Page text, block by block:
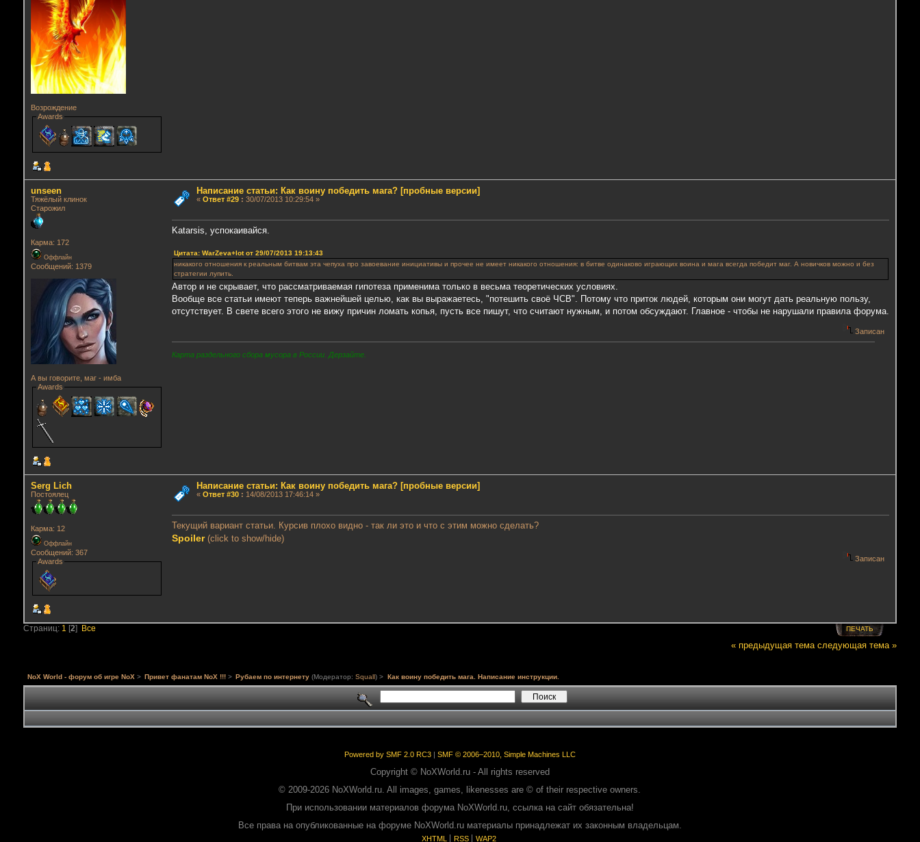
Возрождение
Awards
unseen
Тяжёлый клинок
Старожил
Карма: 172
Оффлайн
Сообщений: 1379
А вы говорите, маг - имба
Awards
Написание статьи: Как воину победить мага? [пробные версии]
« Ответ #29: 30/07/2013 10:29:54 »
Katarsis, успокаивайся.
Цитата: WarZeva+lot от 29/07/2013 19:13:43
никакого отношения к реальным битвам эта чепуха про завоевание инициативы и прочее не имеет никакого отношения: в битве одинаково играющих воина и мага всегда победит маг. А новичков можно и без
стратегии лупить.
Автор и не скрывает, что рассматриваемая гипотеза применима только в весьма теоретических условиях.
Вообще все статьи имеют теперь важнейшей целью, как вы выражаетесь, "потешить своё ЧСВ". Потому что приток людей, которым они могут дать реальную пользу,
отсутствует. В свете всего этого не вижу причин ломать копья, пусть все пишут, что считают нужным, и потом обсуждают. Главное - чтобы не нарушали правила форума.
Записан
Карта раздельного сбора мусора в России. Дерзайте.
Serg Lich
Постоялец
Карма: 12
Оффлайн
Сообщений: 367
Awards
Написание статьи: Как воину победить мага? [пробные версии]
« Ответ #30: 14/08/2013 17:46:14 »
Текущий вариант статьи. Курсив плохо видно - так ли это и что с этим можно сделать?
Spoiler(click to show/hide)
Записан
ПЕЧАТЬ
Страниц: 1 [2] Все
« предыдущая тема следующая тема »
NoX World - форум об игре NoX > Привет фанатам NoX !!! > Рубаем по интернету (Модератор:Squall) > Как воину победить мага. Написание инструкции.
Powered by SMF 2.0 RC3| SMF © 2006–2010, Simple Machines LLC
Copyright © NoXWorld.ru - All rights reserved
© 2009-2026 NoXWorld.ru. All images, games, likenesses are © of their respective owners.
При использовании материалов форума NoXWorld.ru, ссылка на сайт обязательна!
Все права на опубликованные на форуме NoXWorld.ru материалы принадлежат их законным владельцам.
XHTML RSS WAP2